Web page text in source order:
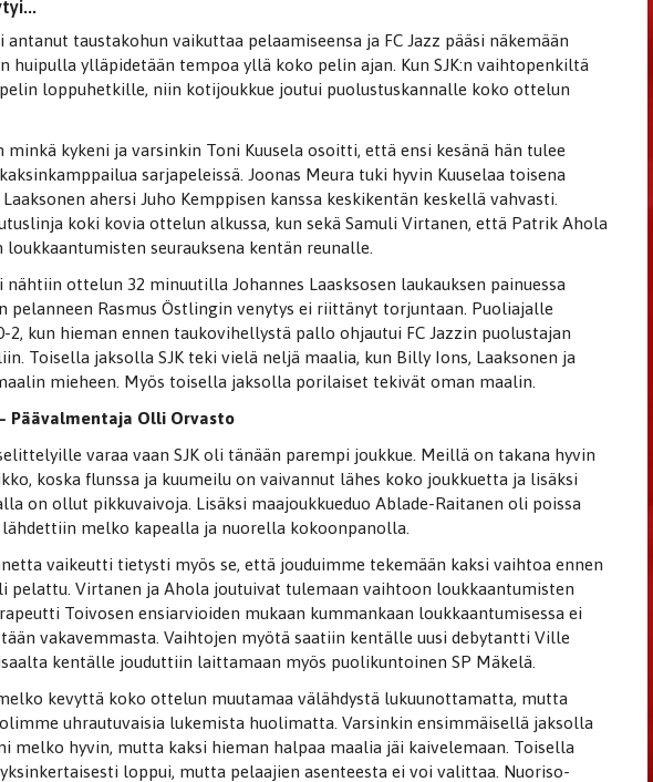
antanut taustakohun vaikuttaa pelaamiseensa ja FC Jazz pääsi näkemään
huipulla ylläpidetään tempoa yllä koko pelin ajan. Kun SJK:n vaihtopenkiltä
loppuhetkille, niin kotijoukkue joutui puolustuskannalle koko ottelun
minkä kykeni ja varsinkin Toni Kuusela osoitti, että ensi kesänä hän tulee
sarjapeleissä. Joonas Meura tuki hyvin Kuuselaa toisena
ahersi Juho Kemppisen kanssa keskikentän keskellä vahvasti.
koki kovia ottelun alkussa, kun sekä Samuli Virtanen, että Patrik Ahola
seurauksena kentän reunalle.
ottelun 32 minuutilla Johannes Laasksosen laukauksen painuessa
pelanneen Rasmus Östlingin venytys ei riittänyt torjuntaan. Puoliajalle
2, kun hieman ennen taukovihellystä pallo ohjautui FC Jazzin puolustajan
Toisella jaksolla SJK teki vielä neljä maalia, kun Billy Ions, Laaksonen ja
mieheen. Myös toisella jaksolla porilaiset tekivät oman maalin.
Päävalmentaja Olli Orvasto
varaa vaan SJK oli tänään parempi joukkue. Meillä on takana hyvin
koska flunssa ja kuumeilu on vaivannut lähes koko joukkuetta ja lisäksi
on ollut pikkuvaivoja. Lisäksi maajoukkueduo Ablade-Raitanen oli poissa
melko kapealla ja nuorella kokoonpanolla.
vaikeutti tietysti myös se, että jouduimme tekemään kaksi vaihtoa ennen
pelattu. Virtanen ja Ahola joutuivat tulemaan vaihtoon loukkaantumisten
Toivosen ensiarvioiden mukaan kummankaan loukkaantumisessa ei
vakavemmasta. Vaihtojen myötä saatiin kentälle uusi debytantti Ville
kentälle jouduttiin laittamaan myös puolikuntoinen SP Mäkelä.
kevyttä koko ottelun muutamaa välähdystä lukuunottamatta, mutta
uhrautuvaisia lukemista huolimatta. Varsinkin ensimmäisellä jaksolla
melko hyvin, mutta kaksi hieman halpaa maalia jäi kaivelemaan. Toisella
loppui, mutta pelaajien asenteesta ei voi valittaa. Nuoriso-